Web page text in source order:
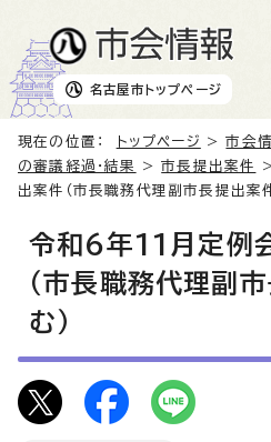
名古屋市 トップページ
現在の位置： トップページ >市会
の審議経過・結果
>市長提出案件
出案件（市長職務代理副市長提出案
令和6年11月定例
（市長職務代理副
む）